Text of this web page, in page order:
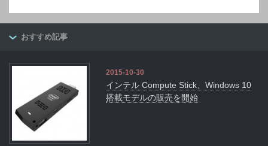
ブ
おすすめ記事
2015-10-30
インテル Compute Stick、Windows 10
搭載モデルの販売を開始